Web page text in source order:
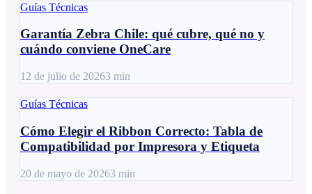
Guías Técnicas
Garantía Zebra Chile: qué cubre, qué no y
cuándo conviene OneCare
12 de julio de 20263 min
Guías Técnicas
Cómo Elegir el Ribbon Correcto: Tabla de
Compatibilidad por Impresora y Etiqueta
20 de mayo de 20263 min